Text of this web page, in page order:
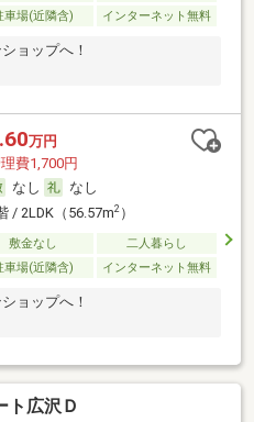
車場(近隣含) インターネット無料
ョップへ！
万円
費1,700円
なし
なし
/ 2LDK（56.57m2）
敷金なし
二人暮らし
車場(近隣含) インターネット無料
ョップへ！
ト広沢Ｄ